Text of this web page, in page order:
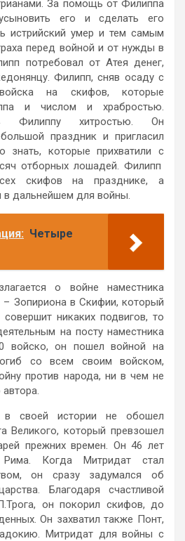
За помощь от Филиппа
его и сделать его
истрийский умер и тем самым
перед войной и от нужды в
потребовал от Атея денег,
Филипп, сняв осаду с
на скифов, которые
и числом и храбростью.
Филиппу хитростью. Он
праздник и пригласил
которые прихватили с
отборных лошадей. Филипп
скифов на празднике, а
в дальнейшем для войны.
Четыре
о войне наместника
– Зопириона в Скифии, который
никаких подвигов, то
на посту наместника
войско, он пошел войной на
со всем своим войском,
против народа, ни в чем не
своей истории не обошел
Великого, который превзошел
прежних времен. Он 46 лет
Когда Митридат стал
он сразу задумался об
Благодаря счастливой
он покорил скифов, до
Он захватил также Понт,
Митридат для войны с